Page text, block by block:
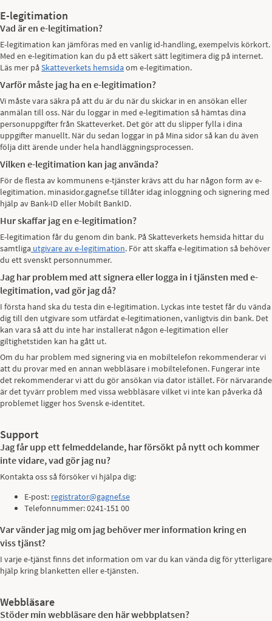
E-legitimation
Vad är en e-legitimation?
E-legitimation kan jämföras med en vanlig id-handling, exempelvis körkort.
Med en e-legitimation kan du på ett säkert sätt legitimera dig på internet.
Läs mer påSkatteverkets hemsidaom e-legitimation.
Varför måste jag ha en e-legitimation?
Vi måste vara säkra på att du är du när du skickar in en ansökan eller
anmälan till oss. När du loggar in med e-legitimation så hämtas dina
personuppgifter från Skatteverket. Det gör att du slipper fylla i dina
uppgifter manuellt. När du sedan loggar in på Mina sidor så kan du även
följa ditt ärende under hela handläggningsprocessen.
Vilken e-legitimation kan jag använda?
För de flesta av kommunens e-tjänster krävs att du har någon form av e-
legitimation. minasidor.gagnef.se tillåter idag inloggning och signering med
hjälp av Bank-ID eller Mobilt BankID.
Hur skaffar jag en e-legitimation?
E-legitimation får du genom din bank. På Skatteverkets hemsida hittar du
samtliga utgivare av e-legitimation. För att skaffa e-legitimation så behöver
du ett svenskt personnummer.
Jag har problem med att signera eller logga in i tjänsten med e-
legitimation, vad gör jag då?
I första hand ska du testa din e-legitimation. Lyckas inte testet får du vända
dig till den utgivare som utfärdat e-legitimationen, vanligtvis din bank. Det
kan vara så att du inte har installerat någon e-legitimation eller
giltighetstiden kan ha gått ut.
Om du har problem med signering via en mobiltelefon rekommenderar vi
att du provar med en annan webbläsare i mobiltelefonen. Fungerar inte
det rekommenderar vi att du gör ansökan via dator istället. För närvarande
är det tyvärr problem med vissa webbläsare vilket vi inte kan påverka då
problemet ligger hos Svensk e-identitet.
Support
Jag får upp ett felmeddelande, har försökt på nytt och kommer
inte vidare, vad gör jag nu?
Kontakta oss så försöker vi hjälpa dig:
E-post: registrator@gagnef.se
Telefonnummer: 0241-151 00
Var vänder jag mig om jag behöver mer information kring en
viss tjänst?
I varje e-tjänst finns det information om var du kan vända dig för ytterligare
hjälp kring blanketten eller e-tjänsten.
Webbläsare
Stöder min webbläsare den här webbplatsen?